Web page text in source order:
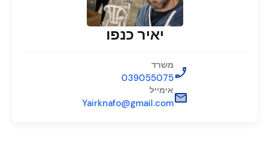
יאיר כנפו
משרד
039055075
אימייל
Yairknafo@gmail.com